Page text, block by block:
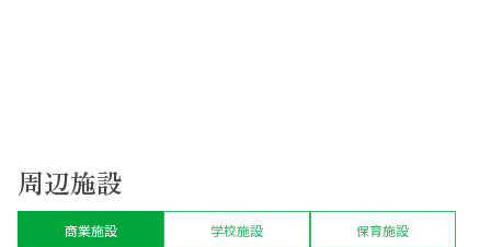
周辺施設
商業施設 学校施設 保育施設